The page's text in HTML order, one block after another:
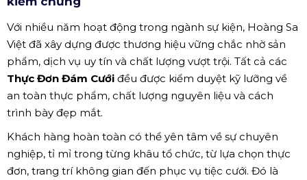
Với nhiều năm hoạt động trong ngành sự kiện, Hoàng Sa
Việt đã xây dựng được thương hiệu vững chắc nhờ sản
phẩm, dịch vụ uy tín và chất lượng vượt trội. Tất cả các
Thực Đơn Đám Cưới đều được kiểm duyệt kỹ lưỡng về
an toàn thực phẩm, chất lượng nguyên liệu và cách
trình bày đẹp mắt.
Khách hàng hoàn toàn có thể yên tâm về sự chuyên
nghiệp, tỉ mỉ trong từng khâu tổ chức, từ lựa chọn thực
đơn, trang trí không gian đến phục vụ tiệc cưới. Đó là